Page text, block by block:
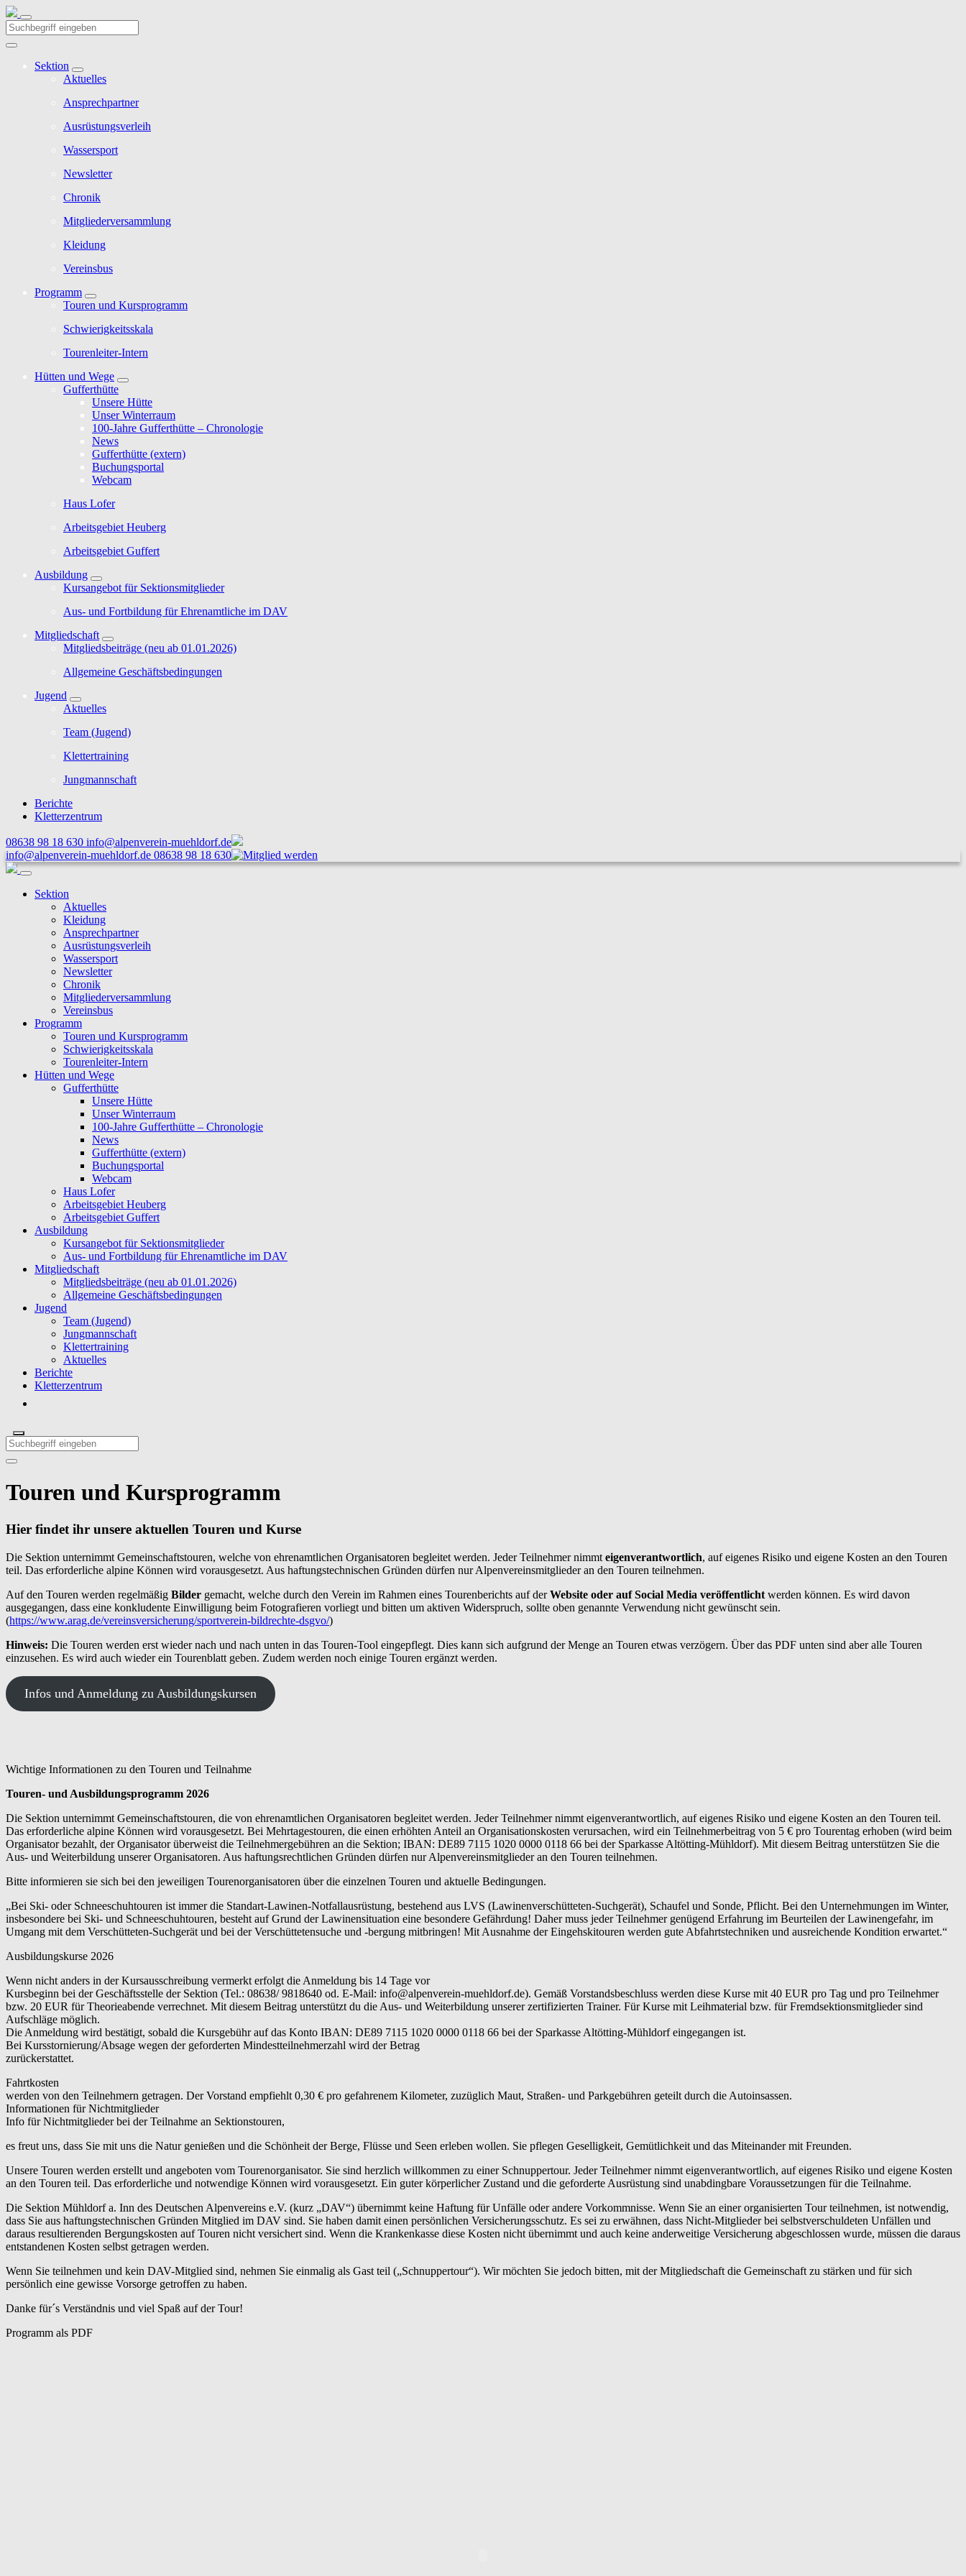
Sektion
Aktuelles
Ansprechpartner
Ausrüstungsverleih
Wassersport
Newsletter
Chronik
Mitgliederversammlung
Kleidung
Vereinsbus
Programm
Touren und Kursprogramm
Schwierigkeitsskala
Tourenleiter-Intern
Hütten und Wege
Gufferthütte
Unsere Hütte
Unser Winterraum
100-Jahre Gufferthütte – Chronologie
News
Gufferthütte (extern)
Buchungsportal
Webcam
Haus Lofer
Arbeitsgebiet Heuberg
Arbeitsgebiet Guffert
Ausbildung
Kursangebot für Sektionsmitglieder
Aus- und Fortbildung für Ehrenamtliche im DAV
Mitgliedschaft
Mitgliedsbeiträge (neu ab 01.01.2026)
Allgemeine Geschäftsbedingungen
Jugend
Aktuelles
Team (Jugend)
Klettertraining
Jungmannschaft
Berichte
Kletterzentrum
08638 98 18 630 info@alpenverein-muehldorf.de
info@alpenverein-muehldorf.de 08638 98 18 630
Sektion
Aktuelles
Kleidung
Ansprechpartner
Ausrüstungsverleih
Wassersport
Newsletter
Chronik
Mitgliederversammlung
Vereinsbus
Programm
Touren und Kursprogramm
Schwierigkeitsskala
Tourenleiter-Intern
Hütten und Wege
Gufferthütte
Unsere Hütte
Unser Winterraum
100-Jahre Gufferthütte – Chronologie
News
Gufferthütte (extern)
Buchungsportal
Webcam
Haus Lofer
Arbeitsgebiet Heuberg
Arbeitsgebiet Guffert
Ausbildung
Kursangebot für Sektionsmitglieder
Aus- und Fortbildung für Ehrenamtliche im DAV
Mitgliedschaft
Mitgliedsbeiträge (neu ab 01.01.2026)
Allgemeine Geschäftsbedingungen
Jugend
Team (Jugend)
Jungmannschaft
Klettertraining
Aktuelles
Berichte
Kletterzentrum
Touren und Kursprogramm
Hier findet ihr unsere aktuellen Touren und Kurse
Die Sektion unternimmt Gemeinschaftstouren, welche von ehrenamtlichen Organisatoren begleitet werden. Jeder Teilnehmer nimmt eigenverantwortlich, auf eigenes Risiko und eigene Kosten an den Touren
teil. Das erforderliche alpine Können wird vorausgesetzt. Aus haftungstechnischen Gründen dürfen nur Alpenvereinsmitglieder an den Touren teilnehmen.
Auf den Touren werden regelmäßig Bilder gemacht, welche durch den Verein im Rahmen eines Tourenberichts auf derWebsite oder auf Social Media veröffentlicht werden können. Es wird davon
ausgegangen, dass eine konkludente Einwilligung beim Fotografieren vorliegt und bitten um aktiven Widerspruch, sollte oben genannte Verwendung nicht gewünscht sein.
(https://www.arag.de/vereinsversicherung/sportverein-bildrechte-dsgvo/)
Hinweis: Die Touren werden erst wieder nach und nach unten in das Touren-Tool eingepflegt. Dies kann sich aufgrund der Menge an Touren etwas verzögern. Über das PDF unten sind aber alle Touren
einzusehen. Es wird auch wieder ein Tourenblatt geben. Zudem werden noch einige Touren ergänzt werden.
Infos und Anmeldung zu Ausbildungskursen
Wichtige Informationen zu den Touren und Teilnahme
Touren- und Ausbildungsprogramm 2026
Die Sektion unternimmt Gemeinschaftstouren, die von ehrenamtlichen Organisatoren begleitet werden. Jeder Teilnehmer nimmt eigenverantwortlich, auf eigenes Risiko und eigene Kosten an den Touren teil.
Das erforderliche alpine Können wird vorausgesetzt. Bei Mehrtagestouren, die einen erhöhten Anteil an Organisationskosten verursachen, wird ein Teilnehmerbeitrag von 5 € pro Tourentag erhoben (wird beim
Organisator bezahlt, der Organisator überweist die Teilnehmergebühren an die Sektion; IBAN: DE89 7115 1020 0000 0118 66 bei der Sparkasse Altötting-Mühldorf). Mit diesem Beitrag unterstützen Sie die
Aus- und Weiterbildung unserer Organisatoren. Aus haftungsrechtlichen Gründen dürfen nur Alpenvereinsmitglieder an den Touren teilnehmen.
Bitte informieren sie sich bei den jeweiligen Tourenorganisatoren über die einzelnen Touren und aktuelle Bedingungen.
„Bei Ski- oder Schneeschuhtouren ist immer die Standart-Lawinen-Notfallausrüstung, bestehend aus LVS (Lawinenverschütteten-Suchgerät), Schaufel und Sonde, Pflicht. Bei den Unternehmungen im Winter,
insbesondere bei Ski- und Schneeschuhtouren, besteht auf Grund der Lawinensituation eine besondere Gefährdung! Daher muss jeder Teilnehmer genügend Erfahrung im Beurteilen der Lawinengefahr, im
Umgang mit dem Verschütteten-Suchgerät und bei der Verschüttetensuche und -bergung mitbringen! Mit Ausnahme der Eingehskitouren werden gute Abfahrtstechniken und ausreichende Kondition erwartet.“
Ausbildungskurse 2026
Wenn nicht anders in der Kursausschreibung vermerkt erfolgt die Anmeldung bis 14 Tage vor
Kursbeginn bei der Geschäftsstelle der Sektion (Tel.: 08638/ 9818640 od. E-Mail: info@alpenverein-muehldorf.de). Gemäß Vorstandsbeschluss werden diese Kurse mit 40 EUR pro Tag und pro Teilnehmer
bzw. 20 EUR für Theorieabende verrechnet. Mit diesem Beitrag unterstützt du die Aus- und Weiterbildung unserer zertifizierten Trainer. Für Kurse mit Leihmaterial bzw. für Fremdsektionsmitglieder sind
Aufschläge möglich.
Die Anmeldung wird bestätigt, sobald die Kursgebühr auf das Konto IBAN: DE89 7115 1020 0000 0118 66 bei der Sparkasse Altötting-Mühldorf eingegangen ist.
Bei Kursstornierung/Absage wegen der geforderten Mindestteilnehmerzahl wird der Betrag
zurückerstattet.
Fahrtkosten
werden von den Teilnehmern getragen. Der Vorstand empfiehlt 0,30 € pro gefahrenem Kilometer, zuzüglich Maut, Straßen- und Parkgebühren geteilt durch die Autoinsassen.
Informationen für Nichtmitglieder
Info für Nichtmitglieder bei der Teilnahme an Sektionstouren,
es freut uns, dass Sie mit uns die Natur genießen und die Schönheit der Berge, Flüsse und Seen erleben wollen. Sie pflegen Geselligkeit, Gemütlichkeit und das Miteinander mit Freunden.
Unsere Touren werden erstellt und angeboten vom Tourenorganisator. Sie sind herzlich willkommen zu einer Schnuppertour. Jeder Teilnehmer nimmt eigenverantwortlich, auf eigenes Risiko und eigene Kosten
an den Touren teil. Das erforderliche und notwendige Können wird vorausgesetzt. Ein guter körperlicher Zustand und die geforderte Ausrüstung sind unabdingbare Voraussetzungen für die Teilnahme.
Die Sektion Mühldorf a. Inn des Deutschen Alpenvereins e.V. (kurz „DAV“) übernimmt keine Haftung für Unfälle oder andere Vorkommnisse. Wenn Sie an einer organisierten Tour teilnehmen, ist notwendig,
dass Sie aus haftungstechnischen Gründen Mitglied im DAV sind. Sie haben damit einen persönlichen Versicherungsschutz. Es sei zu erwähnen, dass Nicht-Mitglieder bei selbstverschuldeten Unfällen und
daraus resultierenden Bergungskosten auf Touren nicht versichert sind. Wenn die Krankenkasse diese Kosten nicht übernimmt und auch keine anderweitige Versicherung abgeschlossen wurde, müssen die daraus
entstandenen Kosten selbst getragen werden.
Wenn Sie teilnehmen und kein DAV-Mitglied sind, nehmen Sie einmalig als Gast teil („Schnuppertour“). Wir möchten Sie jedoch bitten, mit der Mitgliedschaft die Gemeinschaft zu stärken und für sich
persönlich eine gewisse Vorsorge getroffen zu haben.
Danke für´s Verständnis und viel Spaß auf der Tour!
Programm als PDF